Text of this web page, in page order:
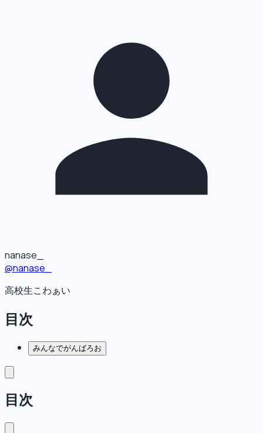
nanase_
@nanase_
高校生こわぁい
目次
みんなでがんばろお
目次